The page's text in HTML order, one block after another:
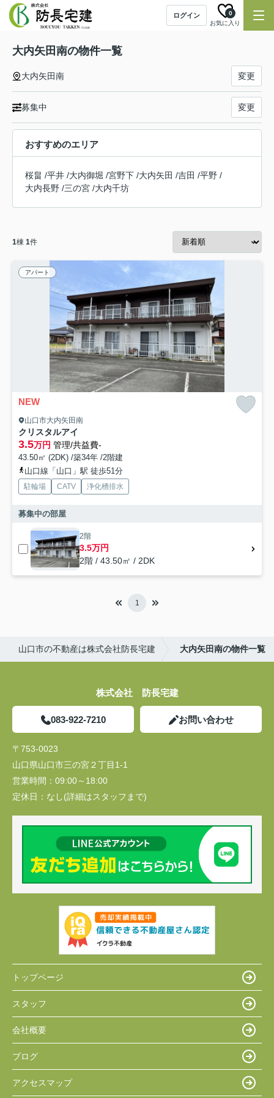
ログイン
お気に入り
0
大内矢田南の物件一覧
大内矢田南 変更
募集中 変更
おすすめのエリア
桜畠 /平井 /大内御堀 /宮野下 /大内矢田 /吉田 /平野 /
大内長野 /三の宮 /大内千坊
1棟 1件
アパート
NEW
山口市大内矢田南
クリスタルアイ
3.5万円 管理/共益費-
43.50㎡ (2DK) /築34年 /2階建
山口線「山口」駅 徒歩51分
駐輪場 CATV 浄化槽排水
募集中の部屋
2階
3.5万円
2階 / 43.50㎡ / 2DK
1
山口市の不動産は株式会社防長宅建 大内矢田南の物件一覧
株式会社 防長宅建
083-922-7210 お問い合わせ
〒753-0023
山口県山口市三の宮２丁目1-1
営業時間： 09:00～18:00
定休日： なし(詳細はスタッフまで)
トップページ
スタッフ
会社概要
ブログ
アクセスマップ